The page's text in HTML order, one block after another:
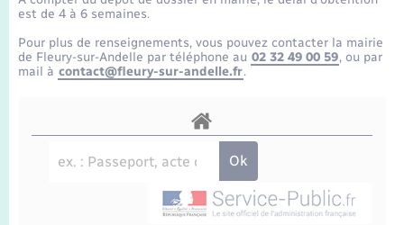
Etat-civil - Papiers - Citoyenneté
Mariage – PACS
Recensement
Loisirs
Transports scolaires
Travaux - Autorisation d’occupation de l’espace
public
Compétences
Présentation de la commune
est de 4 à 6 semaines.
Pour plus de renseignements, vous pouvez contacter la mairie
de Fleury-sur-Andelle par téléphone au 02 32 49 00 59, ou par
mail à contact@fleury-sur-andelle.fr.